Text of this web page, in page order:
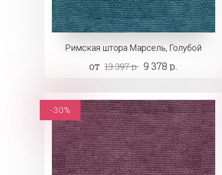
Римская штора Марсель, Голубой
от 13 397 р. 9 378 р.
-30%